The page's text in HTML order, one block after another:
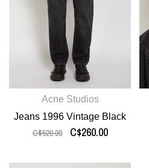
Acne Studios
Jeans 1996 Vintage Black
C$520.00 C$260.00